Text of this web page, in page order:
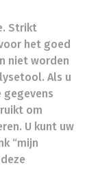
-
in België
Brussel
plichtenleer
Strikt
het goed
niet worden
Als u
om
U kunt uw
“mijn